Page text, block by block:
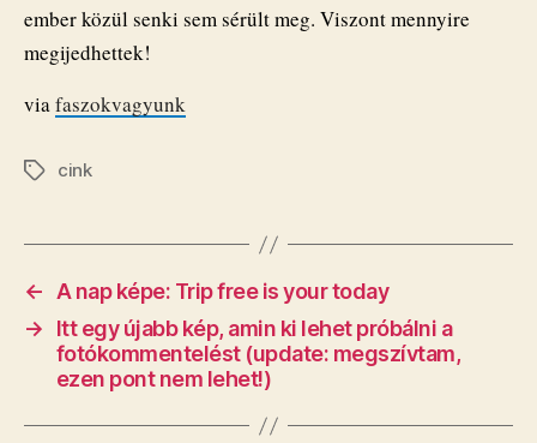
ember közül senki sem sérült meg. Viszont mennyire
megijedhettek!
viafaszokvagyunk
Címkék
cink
←
A nap képe: Trip free is your today
→
Itt egy újabb kép, amin ki lehet próbálni a
fotókommentelést (update: megszívtam,
ezen pont nem lehet!)